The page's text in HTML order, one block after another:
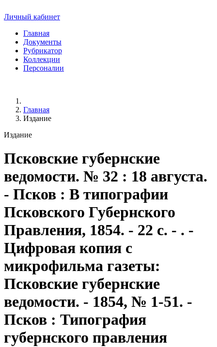
Личный кабинет
Главная
Документы
Рубрикатор
Коллекции
Персоналии
Главная
Издание
Издание
Псковские губернские
ведомости. № 32 : 18 августа.
- Псков : В типографии
Псковского Губернского
Правления, 1854. - 22 с. - . -
Цифровая копия с
микрофильма газеты:
Псковские губернские
ведомости. - 1854, № 1-51. -
Псков : Типография
губернского правления